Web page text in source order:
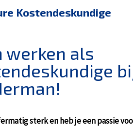
Kostendeskundige
werken als
sterk en heb je een passie